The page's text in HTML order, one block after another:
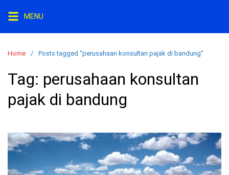
i
MENU
Home Posts tagged “perusahaan konsultan pajak di bandung”
Tag: perusahaan konsultan
pajak di bandung